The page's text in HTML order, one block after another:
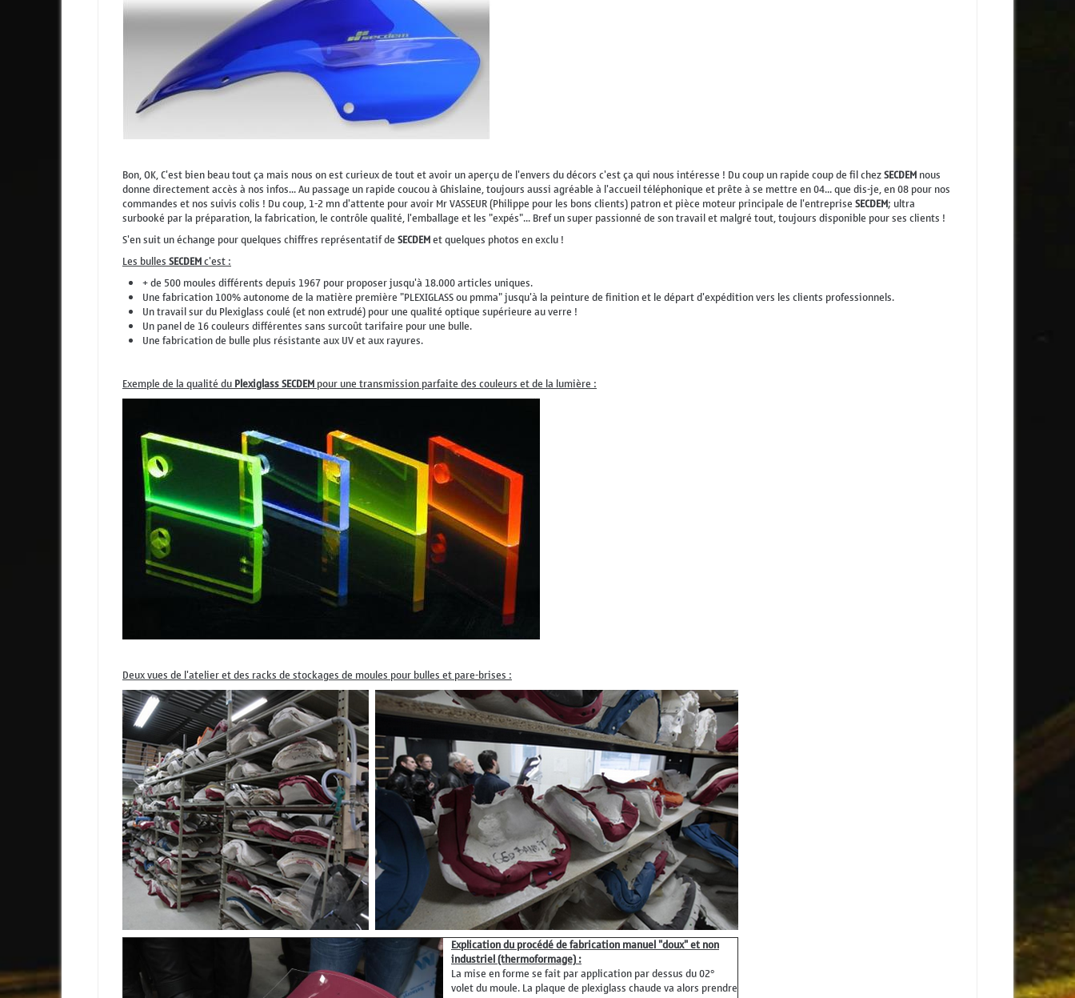
Bon, OK, C'est bien beau tout ça mais nous on est curieux de tout et avoir un aperçu de l'envers du décors c'est ça qui nous intéresse ! Du coup un rapide coup de fil chezSECDEMnous
donne directement accès à nos infos... Au passage un rapide coucou à Ghislaine, toujours aussi agréable à l'accueil téléphonique et prête à se mettre en 04... que dis-je, en 08 pour nos
commandes et nos suivis colis ! Du coup, 1-2 mn d'attente pour avoir Mr VASSEUR (Philippe pour les bons clients) patron et pièce moteur principale de l'entrepriseSECDEM; ultra
surbooké par la préparation, la fabrication, le contrôle qualité, l'emballage et les "expés"... Bref un super passionné de son travail et malgré tout, toujours disponible pour ses clients !
S'en suit un échange pour quelques chiffres représentatif deSECDEMet quelques photos en exclu !
Les bullesSECDEMc'est :
+ de 500 moules différents depuis 1967 pour proposer jusqu'à 18.000 articles uniques.
Une fabrication 100% autonome de la matière première "PLEXIGLASS ou pmma" jusqu'à la peinture de finition et le départ d'expédition vers les clients professionnels.
Un travail sur du Plexiglass coulé (et non extrudé) pour une qualité optique supérieure au verre !
Un panel de 16 couleurs différentes sans surcoût tarifaire pour une bulle.
Une fabrication de bulle plus résistante aux UV et aux rayures.
Exemple de la qualité duPlexiglass SECDEMpour une transmission parfaite des couleurs et de la lumière :
Deux vues de l'atelier et des racks de stockages de moules pour bulles et pare-brises :
Explication du procédé de fabrication manuel "doux" et non
industriel (thermoformage):
La mise en forme se fait par application par dessus du 02°
volet du moule. La plaque de plexiglass chaude va alors prendre